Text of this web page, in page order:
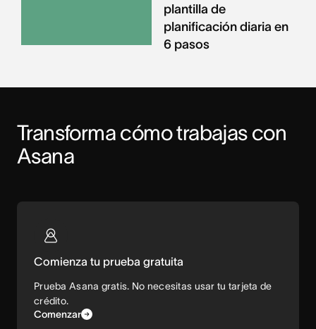
plantilla de
planificación diaria en
6 pasos
Transforma cómo trabajas con
Asana
Comienza tu prueba gratuita
Prueba Asana gratis. No necesitas usar tu tarjeta de
crédito.
Comenzar